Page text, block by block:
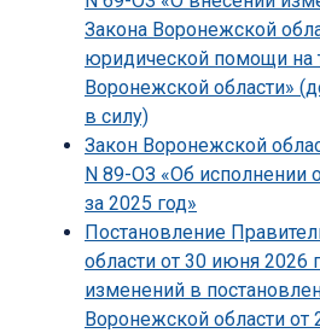
Закона Воронежской
юридической помощи на
Воронежской области»
в силу)
Закон Воронежской
N 89-ОЗ «Об исполнении
за 2025 год»
Постановление
области от 30 июня 2026
изменений в
Воронежской области от